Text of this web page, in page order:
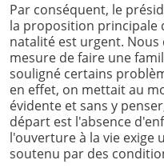
Par conséquent, le
la proposition principale
natalité est urgent.
mesure de faire une
souligné certains
en effet, on mettait au
évidente et sans y
départ est l'absence
l'ouverture à la vie exige
soutenu par des